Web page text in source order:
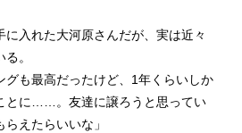
入れた大河原さんだが、実は近々
。
グも最高だったけど、1年くらいしか
とに……。友達に譲ろうと思ってい
えたらいいな」